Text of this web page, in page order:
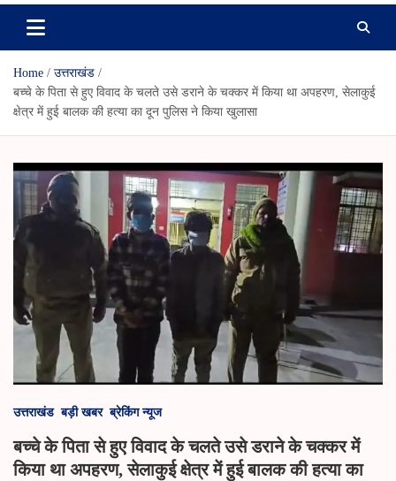
Home
उत्तराखंड
बच्चे के पिता से हुए विवाद के चलते उसे डराने के चक्कर में किया था अपहरण, सेलाकुई
क्षेत्र में हुई बालक की हत्या का दून पुलिस ने किया खुलासा
उत्तराखंड बड़ी खबर ब्रेकिंग न्यूज
बच्चे के पिता से हुए विवाद के चलते उसे डराने के चक्कर में
किया था अपहरण, सेलाकुई क्षेत्र में हुई बालक की हत्या का